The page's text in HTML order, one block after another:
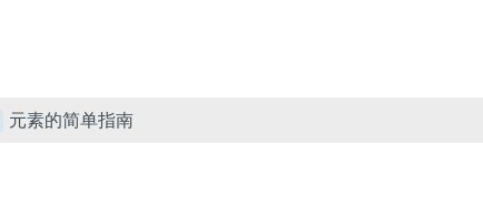
元素的简单指南